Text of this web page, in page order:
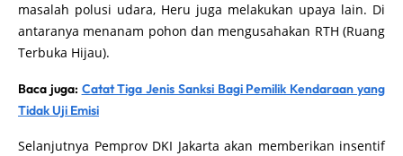
masalah polusi udara, Heru juga melakukan upaya lain. Di
antaranya menanam pohon dan mengusahakan RTH (Ruang
Terbuka Hijau).
Baca juga: Catat Tiga Jenis Sanksi Bagi Pemilik Kendaraan yang
Tidak Uji Emisi
Selanjutnya Pemprov DKI Jakarta akan memberikan insentif